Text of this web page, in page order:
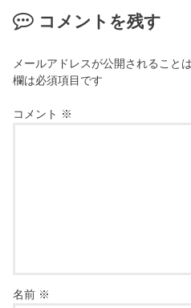
コメントを残す
メールアドレスが公開されること
欄は必須項目です
コメント ※
名前 ※